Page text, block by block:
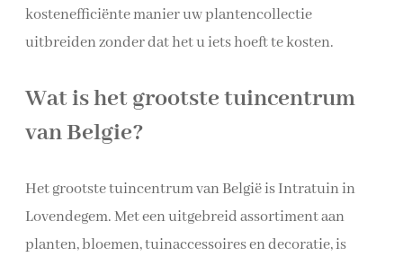
kostenefficiënte manier uw plantencollectie
uitbreiden zonder dat het u iets hoeft te kosten.
Wat is het grootste tuincentrum
van Belgie?
Het grootste tuincentrum van België is Intratuin in
Lovendegem. Met een uitgebreid assortiment aan
planten, bloemen, tuinaccessoires en decoratie, is